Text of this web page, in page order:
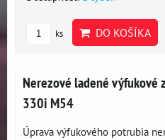
ks DO KOŠÍKA
Nerezové ladené výfukové
330i M54
Úprava výfukového potrubia